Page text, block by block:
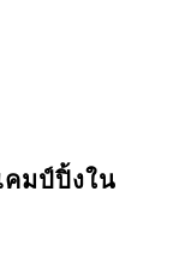
แคมป์ปิ้งใน